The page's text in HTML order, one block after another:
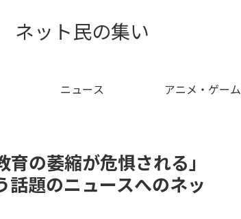
ネット民の集い
ニュース アニメ・ゲーム
の萎縮が危惧される」
話題のニュースへのネッ